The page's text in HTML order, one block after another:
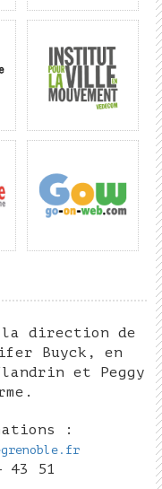
la direction de
Buyck, en
et Peggy
:
51